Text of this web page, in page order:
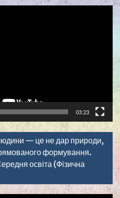
03:23
— це не дар природи,
формування.
освіта (Фізична